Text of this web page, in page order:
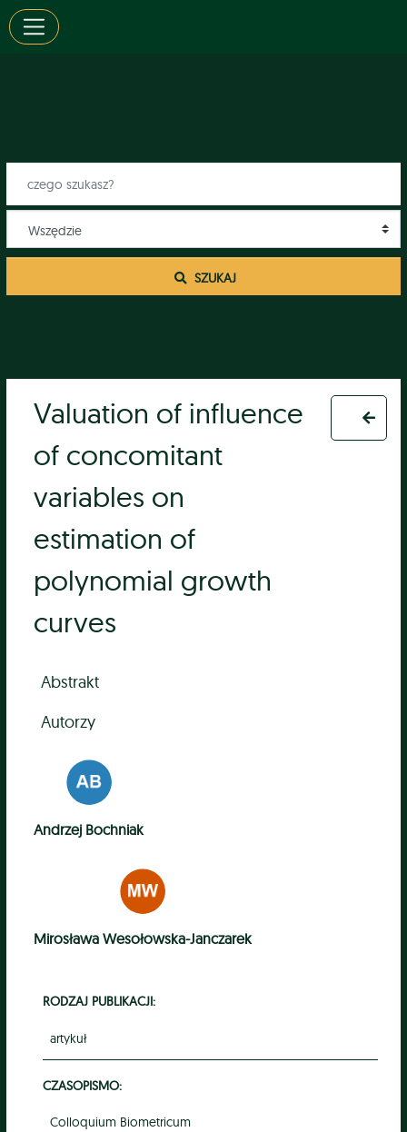
SZUKAJ
Valuation of influence
of concomitant
variables on
estimation of
polynomial growth
curves
Abstrakt
Autorzy
Andrzej Bochniak
Mirosława Wesołowska-Janczarek
RODZAJ PUBLIKACJI:
artykuł
CZASOPISMO:
Colloquium Biometricum